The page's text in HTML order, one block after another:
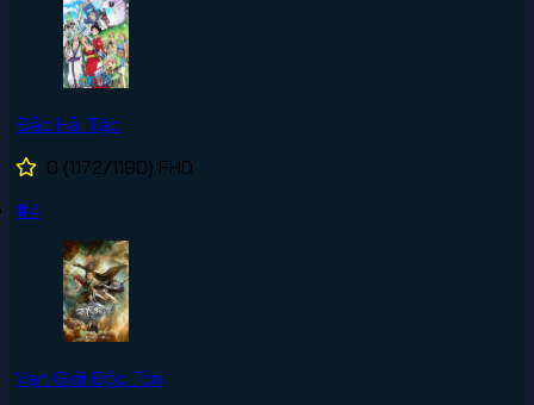
Đảo Hải Tặc
0 (1172/1190) FHD
#4
Vạn Giới Độc Tôn